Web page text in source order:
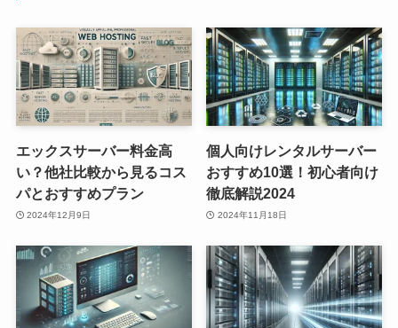
エックスサーバー料金高
い？他社比較から見るコス
パとおすすめプラン
2024年12月9日
個人向けレンタルサーバー
おすすめ10選！初心者向け
徹底解説2024
2024年11月18日